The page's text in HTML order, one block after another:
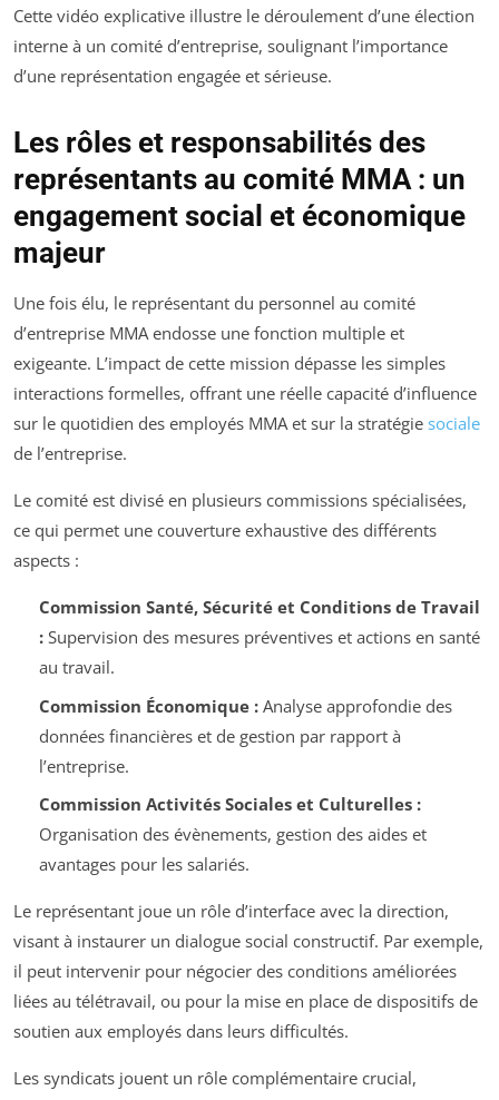
Cette vidéo explicative illustre le déroulement d’une élection
interne à un comité d’entreprise, soulignant l’importance
d’une représentation engagée et sérieuse.
Les rôles et responsabilités des
représentants au comité MMA : un
engagement social et économique
majeur
Une fois élu, le représentant du personnel au comité
d’entreprise MMA endosse une fonction multiple et
exigeante. L’impact de cette mission dépasse les simples
interactions formelles, offrant une réelle capacité d’influence
sur le quotidien des employés MMA et sur la stratégie sociale
de l’entreprise.
Le comité est divisé en plusieurs commissions spécialisées,
ce qui permet une couverture exhaustive des différents
aspects :
Commission Santé, Sécurité et Conditions de Travail
:Supervision des mesures préventives et actions en santé
au travail.
Commission Économique :Analyse approfondie des
données financières et de gestion par rapport à
l’entreprise.
Commission Activités Sociales et Culturelles :
Organisation des évènements, gestion des aides et
avantages pour les salariés.
Le représentant joue un rôle d’interface avec la direction,
visant à instaurer un dialogue social constructif. Par exemple,
il peut intervenir pour négocier des conditions améliorées
liées au télétravail, ou pour la mise en place de dispositifs de
soutien aux employés dans leurs difficultés.
Les syndicats jouent un rôle complémentaire crucial,